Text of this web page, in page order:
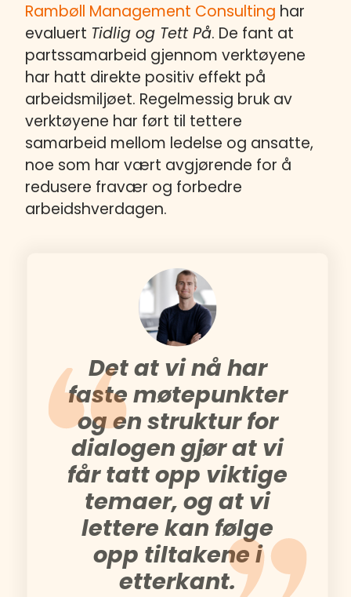
Rambøll Management Consulting har
evaluert Tidlig og Tett På. De fant at
partssamarbeid gjennom verktøyene
har hatt direkte positiv effekt på
arbeidsmiljøet. Regelmessig bruk av
verktøyene har ført til tettere
samarbeid mellom ledelse og ansatte,
noe som har vært avgjørende for å
redusere fravær og forbedre
arbeidshverdagen.
Det at vi nå har
faste møtepunkter
og en struktur for
dialogen gjør at vi
får tatt opp viktige
temaer, og at vi
lettere kan følge
opp tiltakene i
etterkant.